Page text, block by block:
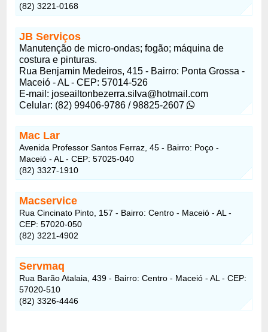
(82) 3221-0168
JB Serviços
Manutenção de micro-ondas; fogão; máquina de
costura e pinturas.
Rua Benjamin Medeiros, 415 - Bairro: Ponta Grossa -
Maceió - AL - CEP: 57014-526
E-mail: joseailtonbezerra.silva@hotmail.com
Celular: (82) 99406-9786 / 98825-2607
Mac Lar
Avenida Professor Santos Ferraz, 45 - Bairro: Poço -
Maceió - AL - CEP: 57025-040
(82) 3327-1910
Macservice
Rua Cincinato Pinto, 157 - Bairro: Centro - Maceió - AL -
CEP: 57020-050
(82) 3221-4902
Servmaq
Rua Barão Atalaia, 439 - Bairro: Centro - Maceió - AL - CEP:
57020-510
(82) 3326-4446